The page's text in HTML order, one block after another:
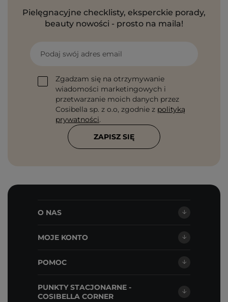
Pielęgnacyjne checklisty, eksperckie porady,
beauty nowości - prosto na maila!
Podaj swój adres email
Zgadzam się na otrzymywanie
wiadomości marketingowych i
przetwarzanie moich danych przez
Cosibella sp. z o.o, zgodnie z polityką
prywatności.
ZAPISZ SIĘ
O NAS
MOJE KONTO
POMOC
PUNKTY STACJONARNE -
COSIBELLA CORNER